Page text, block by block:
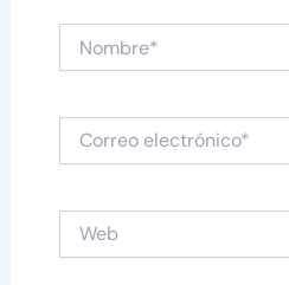
Correo
electrónico*